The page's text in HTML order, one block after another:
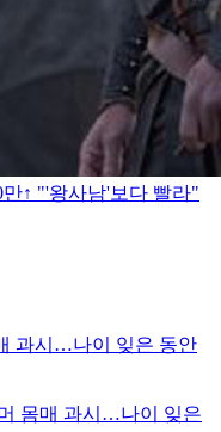
↑ "'왕사남'보다 빨라"